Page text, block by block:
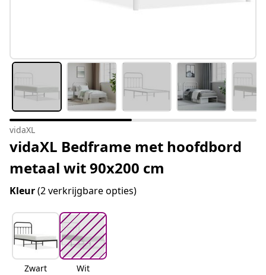
vidaXL
vidaXL Bedframe met hoofdbord
metaal wit 90x200 cm
Kleur(2 verkrijgbare opties)
Zwart Wit